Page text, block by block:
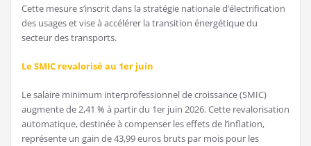
Cette mesure s’inscrit dans la stratégie nationale d’électrification
des usages et vise à accélérer la transition énergétique du
secteur des transports.
Le SMIC revalorisé au 1er juin
Le salaire minimum interprofessionnel de croissance (SMIC)
augmente de 2,41 % à partir du 1er juin 2026. Cette revalorisation
automatique, destinée à compenser les effets de l’inflation,
représente un gain de 43,99 euros bruts par mois pour les